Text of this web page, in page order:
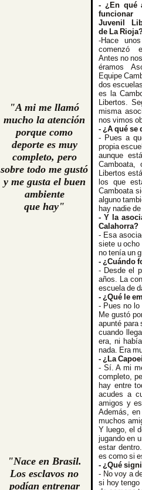
"A mi me llamó
mucho la atención
porque como
deporte es muy
completo, pero
sobre todo me gustó
y me gusta el buen
ambiente
que hay"
"Nace en Brasil.
Los esclavos no
podían entrenar
- ¿En qué
funcionar
Juvenil
de La
-Hace
comenzó
Antes no
éramos
Equipe
dos
es la
Libertos.
misma
nos vimos
- ¿A qué se
- Pues a
propia
aunque
Camboata,
Libertos
los que
Camboata
alguno
hay nadie
- Y la
Calahorra?
- Esa
siete u ocho
no tenía un
- ¿Cuándo
- Desde el
años. La
escuela de
- ¿Qué le
- Pues no lo
Me gustó
apunté para
cuando
era, ni
nada. Era
- ¿La
- Sí. A mi
completo,
hay entre
acudes a
amigos y
Además,
muchos
Y luego, el
jugando en
estar
es como si
- ¿Qué
- No voy a
si hoy tengo